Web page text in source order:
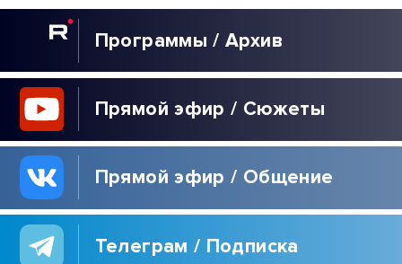
Программы / Архив
Прямой эфир / Сюжеты
Прямой эфир / Общение
Телеграм / Подписка